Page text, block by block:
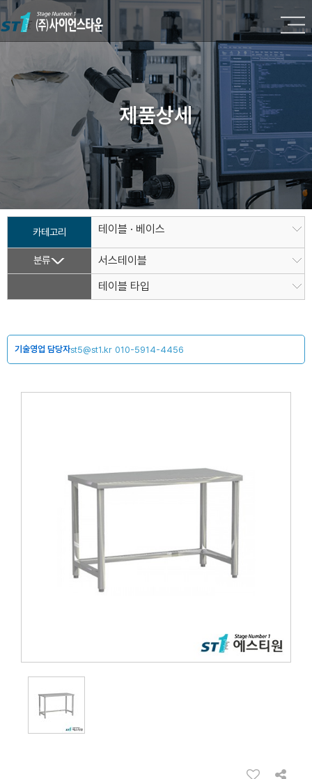
제품상세
카테고리 테이블 · 베이스
분류
서스테이블
테이블 타입
기술영업 담당자st5@st1.kr 010-5914-4456